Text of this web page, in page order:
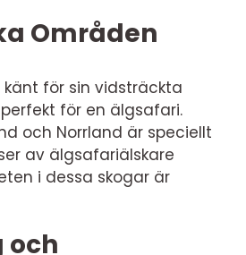
Områden
för sin vidsträckta
för en älgsafari.
och Norrland är speciellt
av älgsafariälskare
i dessa skogar är
och